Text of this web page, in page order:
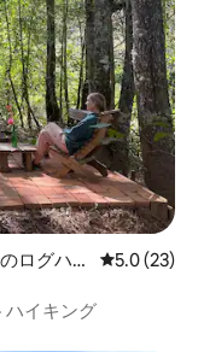
ログハウ
レビュー23
5.0 (23)
· ハイキング